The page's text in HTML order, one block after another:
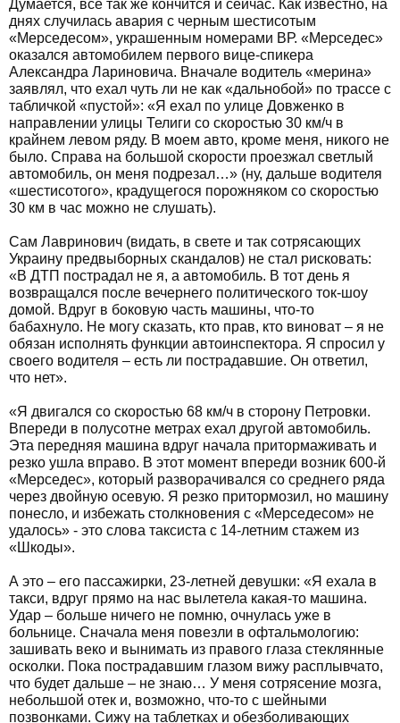
Думается, все так же кончится и сейчас. Как известно, на
днях случилась авария с черным шестисотым
«Мерседесом», украшенным номерами ВР. «Мерседес»
оказался автомобилем первого вице-спикера
Александра Лариновича. Вначале водитель «мерина»
заявлял, что ехал чуть ли не как «дальнобой» по трассе с
табличкой «пустой»: «Я ехал по улице Довженко в
направлении улицы Телиги со скоростью 30 км/ч в
крайнем левом ряду. В моем авто, кроме меня, никого не
было. Справа на большой скорости проезжал светлый
автомобиль, он меня подрезал…» (ну, дальше водителя
«шестисотого», крадущегося порожняком со скоростью
30 км в час можно не слушать).
Сам Лавринович (видать, в свете и так сотрясающих
Украину предвыборных скандалов) не стал рисковать:
«В ДТП пострадал не я, а автомобиль. В тот день я
возвращался после вечернего политического ток-шоу
домой. Вдруг в боковую часть машины, что-то
бабахнуло. Не могу сказать, кто прав, кто виноват – я не
обязан исполнять функции автоинспектора. Я спросил у
своего водителя – есть ли пострадавшие. Он ответил,
что нет».
«Я двигался со скоростью 68 км/ч в сторону Петровки.
Впереди в полусотне метрах ехал другой автомобиль.
Эта передняя машина вдруг начала притормаживать и
резко ушла вправо. В этот момент впереди возник 600-й
«Мерседес», который разворачивался со среднего ряда
через двойную осевую. Я резко притормозил, но машину
понесло, и избежать столкновения с «Мерседесом» не
удалось» - это слова таксиста с 14-летним стажем из
«Шкоды».
А это – его пассажирки, 23-летней девушки: «Я ехала в
такси, вдруг прямо на нас вылетела какая-то машина.
Удар – больше ничего не помню, очнулась уже в
больнице. Сначала меня повезли в офтальмологию:
зашивать веко и вынимать из правого глаза стеклянные
осколки. Пока пострадавшим глазом вижу расплывчато,
что будет дальше – не знаю… У меня сотрясение мозга,
небольшой отек и, возможно, что-то с шейными
позвонками. Сижу на таблетках и обезболивающих